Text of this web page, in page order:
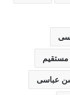
مستقیم
عباسی